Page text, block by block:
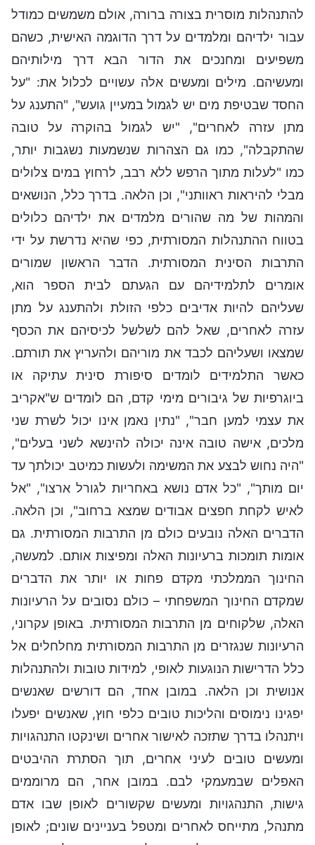
להתנהלות מוסרית בצורה ברורה, אולם משמשים כמודל
עבור ילדיהם ומלמדים על דרך הדוגמה האישית, כשהם
משפיעים ומחנכים את הדור הבא דרך מילותיהם
ומעשיהם. מילים ומעשים אלה עשויים לכלול את: "על
החסד שבטיפת מים יש לגמול במעיין גועש", "התענג על
מתן עזרה לאחרים", "יש לגמול בהוקרה על טובה
שהתקבלה", כמו גם הצהרות שנשמעות נשגבות יותר,
כמו "לעלות מתוך הרפש ללא רבב, לרחוץ במים צלולים
מבלי להיראות ראוותני", וכן הלאה. בדרך כלל, הנושאים
והמהות של מה שהורים מלמדים את ילדיהם כלולים
בטווח ההתנהלות המסורתית, כפי שהיא נדרשת על ידי
התרבות הסינית המסורתית. הדבר הראשון שמורים
אומרים לתלמידיהם עם הגעתם לבית הספר הוא,
שעליהם להיות אדיבים כלפי הזולת ולהתענג על מתן
עזרה לאחרים, שאל להם לשלשל לכיסיהם את הכסף
שמצאו ושעליהם לכבד את מוריהם ולהעריץ את תורתם.
כאשר התלמידים לומדים סיפורת סינית עתיקה או
ביוגרפיות של גיבורים מימי קדם, הם לומדים ש"אקריב
את עצמי למען חבר", "נתין נאמן אינו יכול לשרת שני
מלכים, אישה טובה אינה יכולה להינשא לשני בעלים",
"היה נחוש לבצע את המשימה ולעשות כמיטב יכולתך עד
יום מותך", "כל אדם נושא באחריות לגורל ארצו", "אל
לאיש לקחת חפצים אבודים שמצא ברחוב", וכן הלאה.
הדברים האלה נובעים כולם מן התרבות המסורתית. גם
אומות תומכות ברעיונות האלה ומפיצות אותם. למעשה,
החינוך הממלכתי מקדם פחות או יותר את הדברים
שמקדם החינוך המשפחתי – כולם נסובים על הרעיונות
האלה, שלקוחים מן התרבות המסורתית. באופן עקרוני,
הרעיונות שנגזרים מן התרבות המסורתית מחלחלים אל
כלל הדרישות הנוגעות לאופי, למידות טובות ולהתנהלות
אנושית וכן הלאה. במובן אחד, הם דורשים שאנשים
יפגינו נימוסים והליכות טובים כלפי חוץ, שאנשים יפעלו
ויתנהלו בדרך שתזכה לאישור אחרים ושינקטו התנהגויות
ומעשים טובים לעיני אחרים, תוך הסתרת ההיבטים
האפלים שבמעמקי לבם. במובן אחר, הם מרוממים
גישות, התנהגויות ומעשים שקשורים לאופן שבו אדם
מתנהל, מתייחס לאחרים ומטפל בעניינים שונים; לאופן